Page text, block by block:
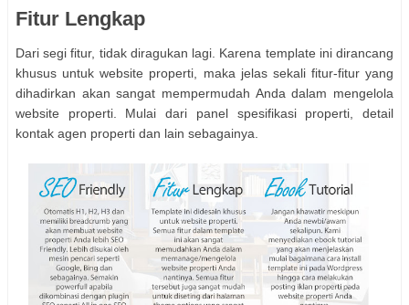
Fitur Lengkap
Dari segi fitur, tidak diragukan lagi. Karena template ini dirancang
khusus untuk website properti, maka jelas sekali fitur-fitur yang
dihadirkan akan sangat mempermudah Anda dalam mengelola
website properti. Mulai dari panel spesifikasi properti, detail
kontak agen properti dan lain sebagainya.